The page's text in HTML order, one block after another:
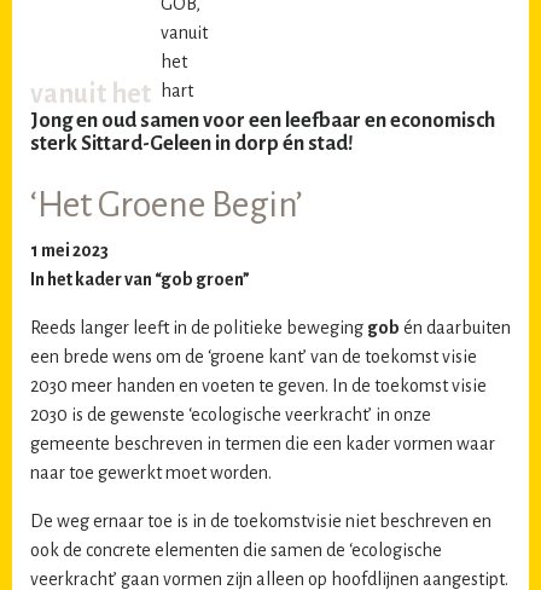
vanuit het
Jong en oud samen voor een leefbaar en economisch
sterk Sittard-Geleen in dorp én stad!
‘Het Groene Begin’
1 mei 2023
In het kader van “gob groen”
Reeds langer leeft in de politieke beweging gob én daarbuiten
een brede wens om de ‘groene kant’ van de toekomst visie
2030 meer handen en voeten te geven. In de toekomst visie
2030 is de gewenste ‘ecologische veerkracht’ in onze
gemeente beschreven in termen die een kader vormen waar
naar toe gewerkt moet worden.
De weg ernaar toe is in de toekomstvisie niet beschreven en
ook de concrete elementen die samen de ‘ecologische
veerkracht’ gaan vormen zijn alleen op hoofdlijnen aangestipt.